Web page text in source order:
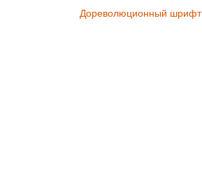
Дореволюционный шрифт